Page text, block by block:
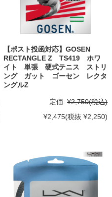
【ポスト投函対応】GOSEN
RECTANGLE Z TS419 ホワ
イト 単張 硬式テニス ストリ
ング ガット ゴーセン レクタ
ングルZ
定価: ¥2,750(税込)
¥2,475(税抜 ¥2,250)